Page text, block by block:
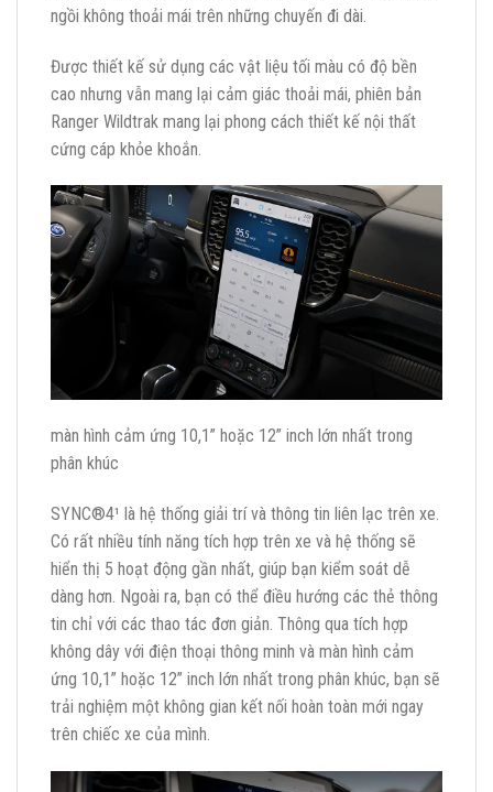
ngồi không thoải mái trên những chuyến đi dài.
Được thiết kế sử dụng các vật liệu tối màu có độ bền
cao nhưng vẫn mang lại cảm giác thoải mái, phiên bản
Ranger Wildtrak mang lại phong cách thiết kế nội thất
cứng cáp khỏe khoắn.
màn hình cảm ứng 10,1” hoặc 12” inch lớn nhất trong
phân khúc
SYNC®4¹ là hệ thống giải trí và thông tin liên lạc trên xe.
Có rất nhiều tính năng tích hợp trên xe và hệ thống sẽ
hiển thị 5 hoạt động gần nhất, giúp bạn kiểm soát dễ
dàng hơn. Ngoài ra, bạn có thể điều hướng các thẻ thông
tin chỉ với các thao tác đơn giản. Thông qua tích hợp
không dây với điện thoại thông minh và màn hình cảm
ứng 10,1” hoặc 12” inch lớn nhất trong phân khúc, bạn sẽ
trải nghiệm một không gian kết nối hoàn toàn mới ngay
trên chiếc xe của mình.